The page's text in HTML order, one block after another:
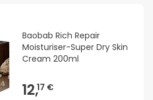
Baobab Rich Repair
Moisturiser-Super Dry Skin
Cream 200ml
12,17 €